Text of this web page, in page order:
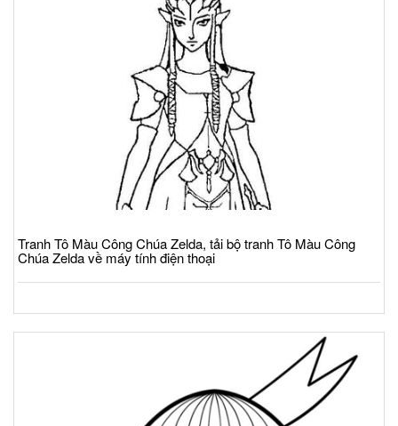
Tranh Tô Màu Công Chúa Zelda, tải bộ tranh Tô Màu Công
Chúa Zelda về máy tính điện thoại